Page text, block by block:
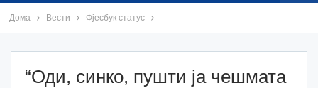
Дома Вести Фјесбук статус
“Оди, синко, пушти ја чешмата